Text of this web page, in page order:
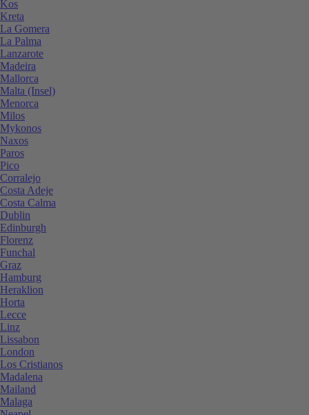
Kos
Kreta
La Gomera
La Palma
Lanzarote
Madeira
Mallorca
Malta (Insel)
Menorca
Milos
Mykonos
Naxos
Paros
Pico
Corralejo
Costa Adeje
Costa Calma
Dublin
Edinburgh
Florenz
Funchal
Graz
Hamburg
Heraklion
Horta
Lecce
Linz
Lissabon
London
Los Cristianos
Madalena
Mailand
Malaga